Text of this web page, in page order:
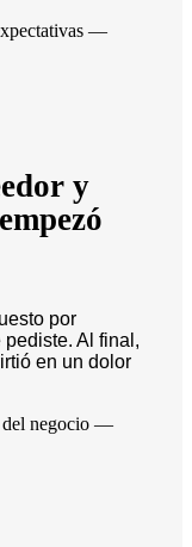
y
por
Al final,
en un dolor